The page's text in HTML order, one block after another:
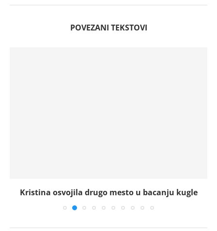
POVEZANI TEKSTOVI
Kristina osvojila drugo mesto u bacanju kugle